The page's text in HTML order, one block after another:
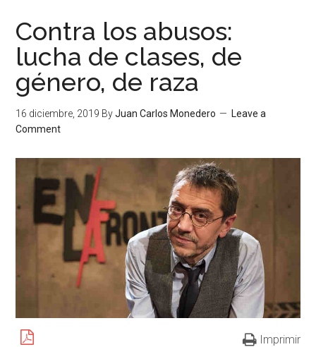
Contra los abusos:
lucha de clases, de
género, de raza
16 diciembre, 2019 ByJuan Carlos Monedero
Leave a
Comment
Imprimir